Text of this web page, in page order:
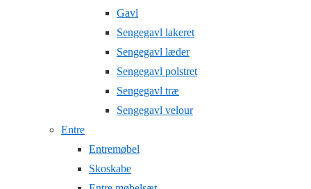
Gavl
Sengegavl lakeret
Sengegavl læder
Sengegavl polstret
Sengegavl træ
Sengegavl velour
Entre
Entremøbel
Skoskabe